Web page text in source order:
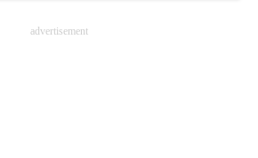
advertisement